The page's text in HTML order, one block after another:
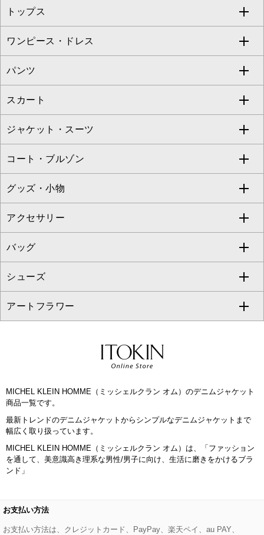
MK MICHEL KLEIN BAG
HIROKO KOSHINO
re:edition project 165
HIROKO BIS GRANDE
トップス
すべてのトップス
カットソー・Tシャツ
ブラウス・シャツ
ニット・セーター
カーディガン
アンサンブルセット
ベスト・ジレ
パーカー
タンクトップ・キャミソール
スウェット・ジャージー
ワンピース・ドレス
すべてのワンピース・ドレス
ワンピース
ドレス
チュニック
ジャンパースカート
その他のワンピース・ドレス
パンツ
すべてのパンツ
フルレングスパンツ
クロップド・半端丈パンツ
ガウチョ・ワイドパンツ
ハーフ・ショート丈パンツ
サロペット・オールインワン
その他のパンツ
スカート
すべてのスカート
ロング・マキシ丈スカート
ひざ丈スカート
ミモレ丈スカート
ショート・ミニ丈スカート
その他のスカート
ジャケット・スーツ
すべてのジャケット・スーツ
テーラードジャケット
ノーカラージャケット
セットアップ
セットアップジャケット
セットアップパンツ
セットアップワンピース
その他のジャケット・スーツ
コート・ブルゾン
すべてのコート・ブルゾン
トレンチコート
ピーコート
ダッフルコート
チェスターコート
ノーカラーコート
ライダースジャケット
デニムジャケット
その他のコート・ブルゾン
グッズ・小物
すべてのグッズ・小物
マスク
ストール・マフラー・スヌード
ベルト・サスペンダー
財布・名刺入れ・ケース
ハンカチ・バンダナ
手袋
ネクタイ
アクセサリー
すべてのアクセサリー
ネックレス
ピアス・イヤリング
ブローチ・コサージュ
その他のアクセサリー
バッグ
すべてのバッグ
トートバッグ
クラッチバッグ
バックパック・リュック
ボディバッグ・メッセンジャーバッグ
ビジネスバッグ
シューズ
すべてのシューズ
ブーツ・ブーティー
フラットシューズ
ローファー
サンダル・ミュール
アートフラワー
オーキッド・胡蝶蘭
カサブランカ・カラー
ラナンキュラス
グリーン
MICHEL KLEIN HOMME（ミッシェルクラン オム）のデニムジャケット
商品一覧です。
最新トレンドのデニムジャケットからシンプルなデニムジャケットまで
幅広く取り扱っています。
MICHEL KLEIN HOMME（ミッシェルクラン オム）は、「ファッション
を通して、美意識高き理系な男性/男子に向け、生活に磨きをかけるブラ
ンド」
お支払い方法
お支払い方法は、クレジットカード、PayPay、楽天ペイ、au PAY、